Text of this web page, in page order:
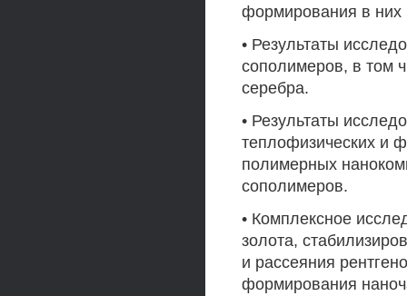
формирования в них
• Результаты
сополимеров, в том
серебра.
• Результаты
теплофизических и
полимерных
сополимеров.
• Комплексное
золота,
и рассеяния
формирования